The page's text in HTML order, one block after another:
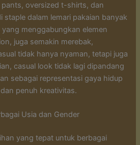
pants, oversized t-shirts, dan
staple dalam lemari pakaian banyak
menggabungkan elemen
juga semakin merebak,
tidak hanya nyaman, tetapi juga
casual look tidak lagi dipandang
sebagai representasi gaya hidup
penuh kreativitas.
Usia dan Gender
yang tepat untuk berbagai